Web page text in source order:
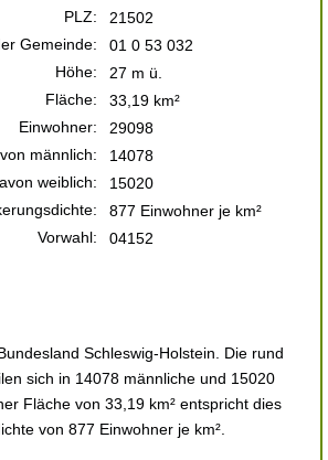
PLZ:
21502
Gemeinde:
01 0 53 032
Höhe:
27 m ü.
Fläche:
33,19 km²
Einwohner:
29098
männlich:
14078
weiblich:
15020
877 Einwohner je km²
Vorwahl:
04152
Schleswig-Holstein. Die rund
sich in 14078 männliche und 15020
Fläche von 33,19 km² entspricht dies
von 877 Einwohner je km².